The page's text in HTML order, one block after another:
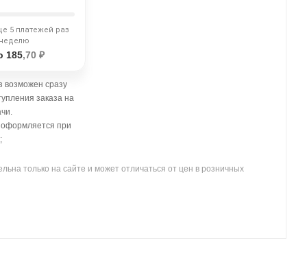
5 платежей раз
185,70 ₽
возможен сразу
заказа на
оформляется при
только на сайте и может отличаться от цен в розничных